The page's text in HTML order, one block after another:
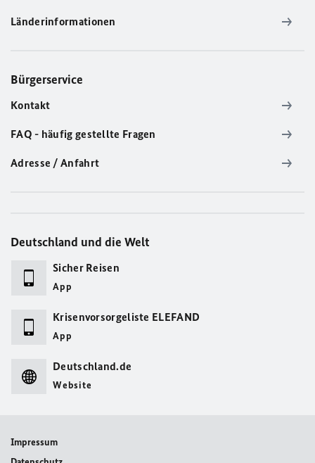
Länderinformationen
Bürgerservice
Kontakt
FAQ - häufig gestellte Fragen
Adresse / Anfahrt
Deutschland und die Welt
Sicher Reisen
App
Krisenvorsorgeliste ELEFAND
App
Deutschland.de
Website
Impressum